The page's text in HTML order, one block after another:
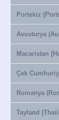
Portekiz
Avusturya
Macaristan
Çek
Romanya
Tayland